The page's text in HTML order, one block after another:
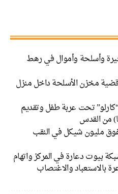
ذخيرة وأسلحة وأموال في رهط
مخزن الأسلحة داخل منزل
تحت عربة طفل وتقديم
شيكل في النقب
دعارة في المركز واتهام
والاغتصاب